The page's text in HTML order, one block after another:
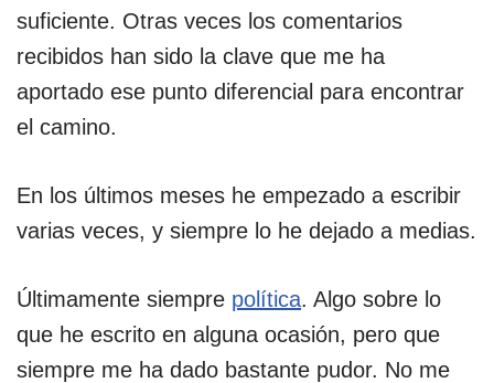
suficiente. Otras veces los comentarios
recibidos han sido la clave que me ha
aportado ese punto diferencial para encontrar
el camino.
En los últimos meses he empezado a escribir
varias veces, y siempre lo he dejado a medias.
Últimamente siempre política. Algo sobre lo
que he escrito en alguna ocasión, pero que
siempre me ha dado bastante pudor. No me